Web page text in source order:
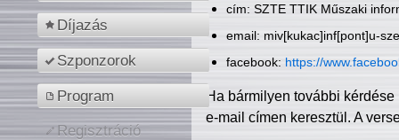
Díjazás
Szponzorok
Program
Regisztráció
cím: SZTE TTIK Műszaki
email: miv[kukac]inf[pont]u-
facebook: https://
Ha bármilyen további
e-mail címen keresztül. A